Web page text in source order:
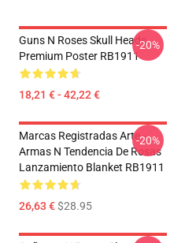
Guns N Roses Skull Heads
Premium Poster RB1911
18,21 € - 42,22 €
-20%
Marcas Registradas Arte -
Armas N Tendencia De Rosas
Lanzamiento Blanket RB1911
26,63 €$28.95
-20%